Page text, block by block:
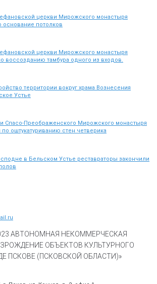
церкви Мирожского монастыря
потолков
церкви Мирожского монастыря
воссозданию тамбура одного из входов.
территории вокруг храма Вознесения
Устье
Спасо-Преображенского Мирожского монастыря
оштукатуриванию стен четверика
в Бельском Устье реставраторы закончили
АВТОНОМНАЯ НЕКОММЕРЧЕСКАЯ
ОБЪЕКТОВ КУЛЬТУРНОГО
ПСКОВЕ (ПСКОВСКОЙ ОБЛАСТИ)»